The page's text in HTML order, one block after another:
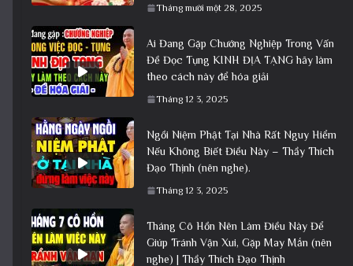
Tháng mười một 28, 2025
Ai Đang Gặp Chướng Nghiệp Trong Vấn
Đề Đọc Tụng KINH ĐỊA TẠNG hãy làm
theo cách này để hóa giải
Tháng 12 3, 2025
Ngồi Niệm Phật Tại Nhà Rất Nguy Hiểm
Nếu Không Biết Điều Này – Thầy Thích
Đạo Thịnh (nên nghe).
Tháng 12 3, 2025
Tháng Cô Hồn Nên Làm Điều Này Để
Giúp Tránh Vận Xui, Gặp May Mắn (nên
nghe) | Thầy Thích Đạo Thịnh